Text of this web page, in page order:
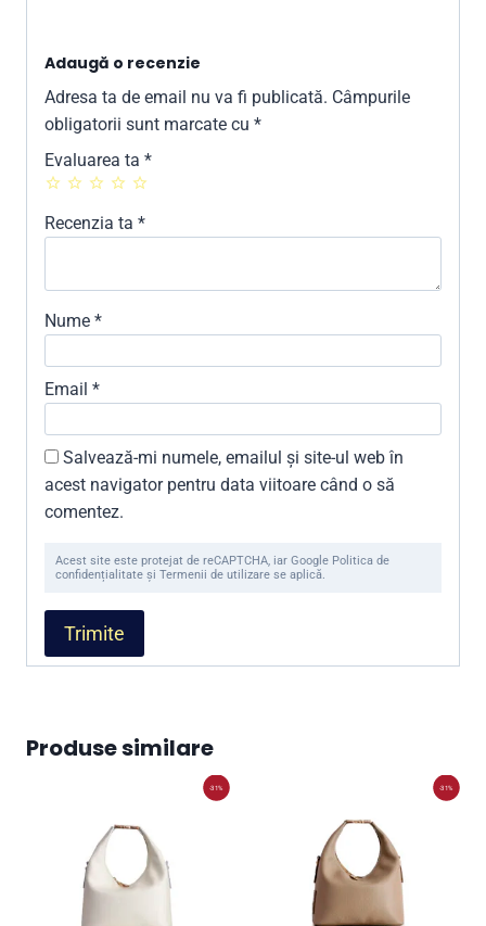
Adaugă o recenzie
Adresa ta de email nu va fi publicată. Câmpurile
obligatorii sunt marcate cu *
Evaluarea ta *
Recenzia ta *
Nume *
Email *
Salvează-mi numele, emailul și site-ul web în
acest navigator pentru data viitoare când o să
comentez.
Acest site este protejat de reCAPTCHA, iar Google Politica de
confidențialitate și Termenii de utilizare se aplică.
Produse similare
-31% -31%